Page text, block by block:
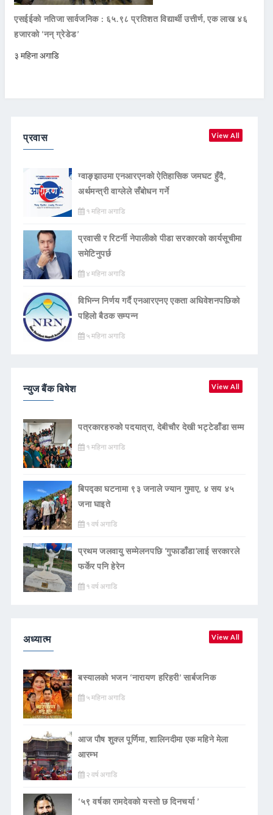
एसईईको नतिजा सार्वजनिक : ६५.९८ प्रतिशत विद्यार्थी उत्तीर्ण, एक लाख ४६
हजारको ‘नन् ग्रेडेड’
३ महिना अगाडि
प्रवास View All
ग्वाङ्झाउमा एनआरएनको ऐतिहासिक जमघट हुँदै,
अर्थमन्त्री वाग्लेले सँबोधन गर्ने
१ महिना अगाडि
प्रवासी र रिटर्नी नेपालीको पीडा सरकारको कार्यसूचीमा
समेटिनुपर्छ
४ महिना अगाडि
विभिन्न निर्णय गर्दै एनआरएनए एकता अधिवेशनपछिको
पहिलो बैठक सम्पन्न
५ महिना अगाडि
न्युज बैंक बिषेश View All
पत्रकारहरुको पदयात्रा, देबीचौर देखी भट्टेडाँडा सम्म
१ महिना अगाडि
बिपद्का घटनामा ९३ जनाले ज्यान गुमाए, ४ सय ४५
जना घाइते
१ वर्ष अगाडि
प्रथम जलवायु सम्मेलनपछि ‘गुफाडाँडा’लाई सरकारले
फर्केर पनि हेरेन
१ वर्ष अगाडि
अध्यात्म View All
बस्यालको भजन ‘नारायण हरिहरी’ सार्बजनिक
५ महिना अगाडि
आज पौष शुक्ल पूर्णिमा, शालिनदीमा एक महिने मेला
आरम्भ
२ वर्ष अगाडि
‘५९ वर्षका रामदेवकाे यस्ताे छ दिनचर्या ’